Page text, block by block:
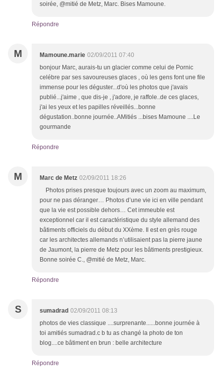
soirée, @mitié de Metz, Marc. Bises Mamoune.
Répondre
M Mamoune.marie 02/09/2011 07:40
bonjour Marc, aurais-tu un glacier comme celui de Pornic
celébre par ses savoureuses glaces , où les gens font une file
immense pour les déguster...d'où les photos que j'avais
publié...j'aime , que dis-je , j'adore, je raffole..de ces glaces,
j'ai les yeux et les papilles réveillés...bonne
dégustation..bonne journée..AMitiés ...bises Mamoune ....Le
gourmande
Répondre
M Marc de Metz 02/09/2011 18:26
Photos prises presque toujours avec un zoom au maximum,
pour ne pas déranger… Photos d’une vie ici en ville pendant
que la vie est possible dehors… Cet immeuble est
exceptionnel car il est caractéristique du style allemand des
bâtiments officiels du début du XXème. Il est en grès rouge
car les architectes allemands n’utilisaient pas la pierre jaune
de Jaumont, la pierre de Metz pour les bâtiments prestigieux.
Bonne soirée C., @mitié de Metz, Marc.
Répondre
S sumadrad 02/09/2011 08:13
photos de vies classique ....surprenante......bonne journée à
toi amitiés sumadrad.c b tu as changé la photo de ton
blog....ce bâtiment en brun : belle architecture
Répondre